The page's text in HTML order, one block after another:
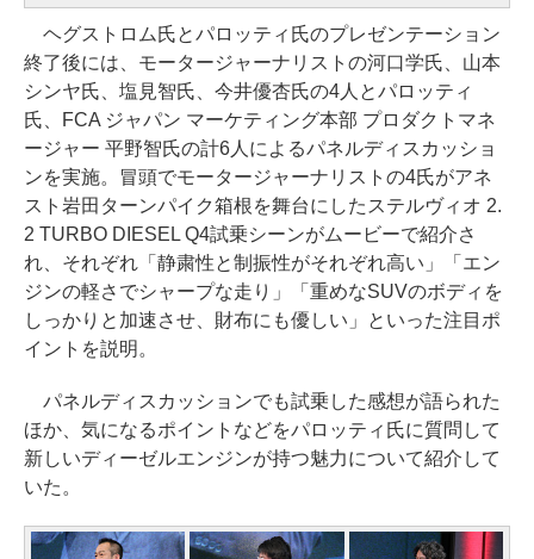
ヘグストロム氏とパロッティ氏のプレゼンテーション
終了後には、モータージャーナリストの河口学氏、山本
シンヤ氏、塩見智氏、今井優杏氏の4人とパロッティ
氏、FCA ジャパン マーケティング本部 プロダクトマネ
ージャー 平野智氏の計6人によるパネルディスカッショ
ンを実施。冒頭でモータージャーナリストの4氏がアネ
スト岩田ターンパイク箱根を舞台にしたステルヴィオ 2.
2 TURBO DIESEL Q4試乗シーンがムービーで紹介さ
れ、それぞれ「静粛性と制振性がそれぞれ高い」「エン
ジンの軽さでシャープな走り」「重めなSUVのボディを
しっかりと加速させ、財布にも優しい」といった注目ポ
イントを説明。
パネルディスカッションでも試乗した感想が語られた
ほか、気になるポイントなどをパロッティ氏に質問して
新しいディーゼルエンジンが持つ魅力について紹介して
いた。